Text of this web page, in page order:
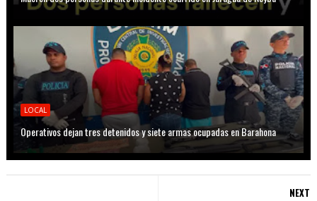
LOCAL
Operativos dejan tres detenidos y siete armas ocupadas en Barahona
NEXT